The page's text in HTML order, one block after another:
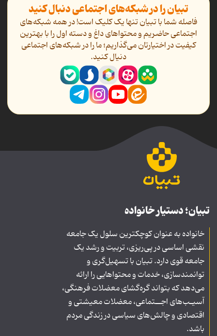
تبیان را در شبکه‌های اجتماعی دنبال کنید
فاصله شما با تبیان تنها یک کلیک است! در همه شبکه‌های
اجتماعی حاضریم و محتواهای داغ و دسته اول را با بهترین
کیفیت در اختیارتان می‌گذاریم؛ ما را در شبکه‌های اجتماعی
دنیال کنید.
تبیان؛ دستیار خانواده
خانواده به عنوان کوچکترین سلول یک جامعه
نقشی اساسی در پی‌ریزی، تربیت و رشد یک
جامعه قوی دارد. تبیان با تسهیل‌گری و
توانمندسازی، خدمات و محتواهایی را ارائه
می‌دهد که بتواند گره‌گشای معضلات فرهنگی،
آسیـب‌های اجــتماعی، معضلات معیشتی و
اقتصادی و چالش‌های سیاسی در زندگی مردم
باشد.